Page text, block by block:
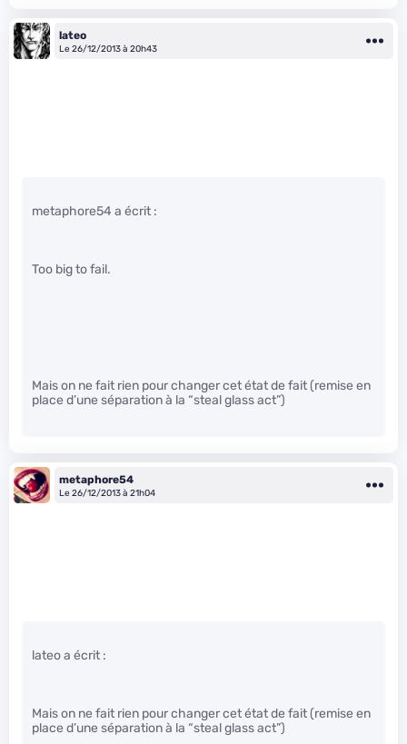
lateo
Le 26/12/2013 à 20h43
metaphore54 a écrit :
Too big to fail.
Mais on ne fait rien pour changer cet état de fait (remise en
place d’une séparation à la “steal glass act”)
metaphore54
Le 26/12/2013 à 21h04
lateo a écrit :
Mais on ne fait rien pour changer cet état de fait (remise en
place d’une séparation à la “steal glass act”)